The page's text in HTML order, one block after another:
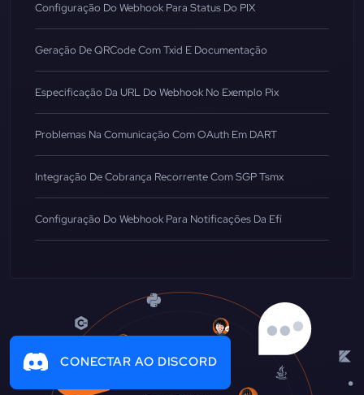
Configuração Do Webhook Para Status Do PIX
Geração De QRCode Com Txid E Documentação
Especificação Da URL Do Webhook No Exemplo Pix
Problemas Na Comunicação Com OAuth Em DART
Integração De Cobrança Recorrente Com SGP Tsmx
Configuração Do Webhook Para Notificações Da Efí
CONECTAR AO DISCORD